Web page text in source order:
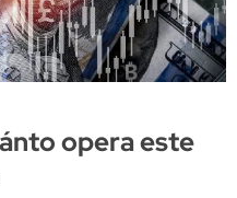
opera este